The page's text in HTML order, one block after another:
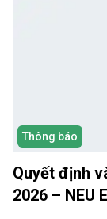
Thông báo
Quyết định
2026 – NEU